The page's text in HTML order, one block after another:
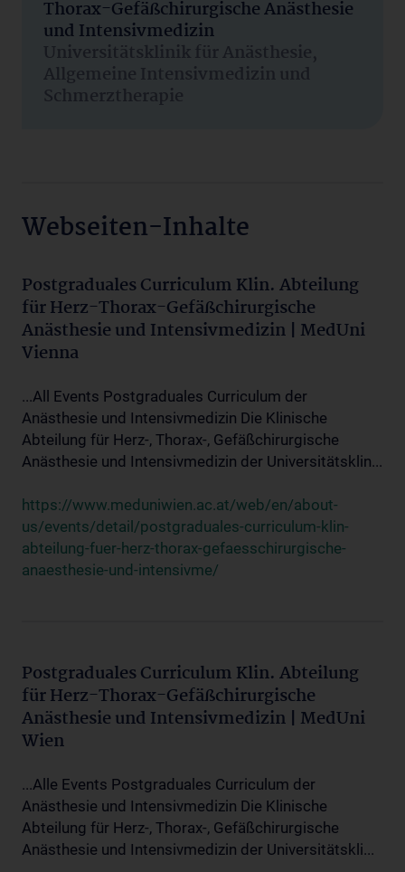
Thorax-Gefäßchirurgische Anästhesie
und Intensivmedizin
Universitätsklinik für Anästhesie,
Allgemeine Intensivmedizin und
Schmerztherapie
Webseiten-Inhalte
Postgraduales Curriculum Klin. Abteilung
für Herz-Thorax-Gefäßchirurgische
Anästhesie und Intensivmedizin | MedUni
Vienna
...All Events Postgraduales Curriculum der
Anästhesie und Intensivmedizin Die Klinische
Abteilung für Herz-, Thorax-, Gefäßchirurgische
Anästhesie und Intensivmedizin der Universitätsklin...
https://www.meduniwien.ac.at/web/en/about-
us/events/detail/postgraduales-curriculum-klin-
abteilung-fuer-herz-thorax-gefaesschirurgische-
anaesthesie-und-intensivme/
Postgraduales Curriculum Klin. Abteilung
für Herz-Thorax-Gefäßchirurgische
Anästhesie und Intensivmedizin | MedUni
Wien
...Alle Events Postgraduales Curriculum der
Anästhesie und Intensivmedizin Die Klinische
Abteilung für Herz-, Thorax-, Gefäßchirurgische
Anästhesie und Intensivmedizin der Universitätskli...